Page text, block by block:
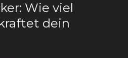
Wie viel
dein